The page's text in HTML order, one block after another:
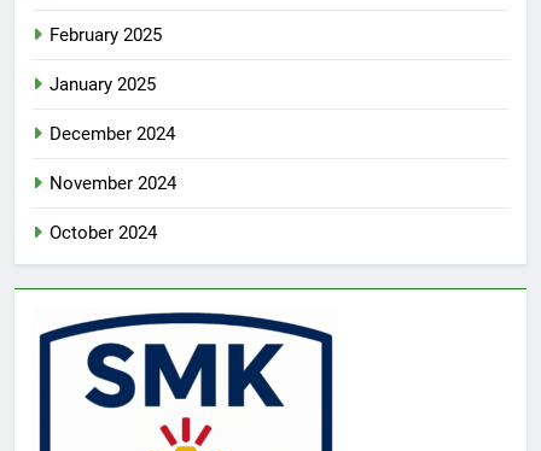
February 2025
January 2025
December 2024
November 2024
October 2024